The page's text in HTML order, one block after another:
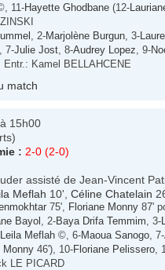
11-Hayette Ghodbane (12-
, 2-Marjolène Burgun , 3-
, 7-Julie Jost , 8-Audrey Lopez , 9-
, Entr.: Kamel BELLAHCENE
match
15h00
: 2-0 (2-0)
assisté de Jean-Vincent
Meflah 10', Céline Chatelain
75', Floriane Monny 87'
Bayol , 2-Baya Drifa Temmim , 3-
Leila Meflah ©, 6-Maoua Sanogo , 7-
Monny 46'), 10-Floriane Pelissero ,
LE PICARD